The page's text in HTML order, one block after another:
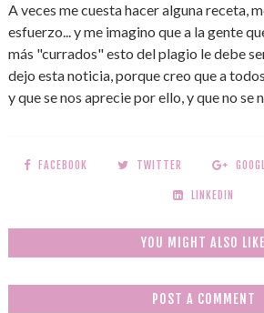
A veces me cuesta hacer alguna receta,
esfuerzo... y me imagino que a la gente
más "currados" esto del plagio le debe
dejo esta noticia, porque creo que a
y que se nos aprecie por ello, y que no se
FACEBOOK TWITTER
LINKEDIN
YOU MIGHT ALSO LIKE
POST A COMMENT